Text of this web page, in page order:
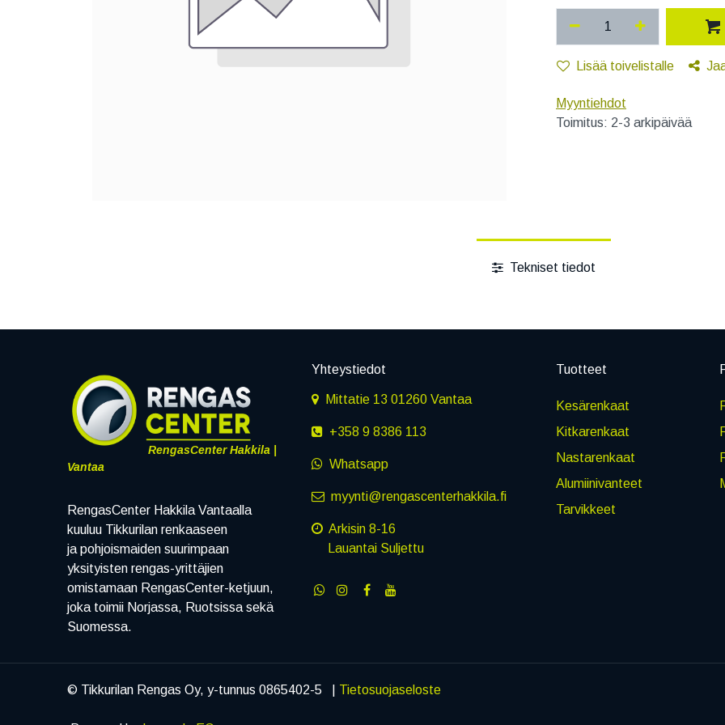
Lisää toivelistalle
Myyntiehdot
Toimitus: 2-3 arkipäivää
Tekniset tiedot
RengasCenter Hakkila |
Vantaa
RengasCenter Hakkila Vantaalla
kuuluu Tikkurilan renkaaseen
ja pohjoismaiden suurimpaan
yksityisten rengas-yrittäjien
omistamaan RengasCenter-ketjuun,
joka toimii Norjassa, Ruotsissa sekä
Suomessa.
Yhteystiedot
Mittatie 13 01260 Vantaa
+358 9 8386 113
Whatsapp
myynti@rengascenterhakkila.fi
Arkisin 8-16
Lauantai Suljettu
Tuotteet
Kesärenkaat
Kitkarenkaat
Nastarenkaat
Alumiinivanteet
Tarvikkeet
© Tikkurilan Rengas Oy, y-tunnus 0865402-5 | Tietosuojaseloste